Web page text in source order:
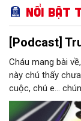
Nổi bật
[Podcast]
Cháu mang bài
này chú thấy
cuộc, chú e…
thì tiếp tục nhé!
ngại ngùng đỡ